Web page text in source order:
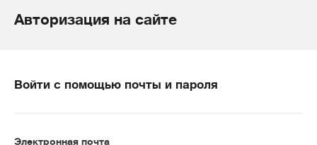
Авторизация на сайте
Войти с помощью почты и пароля
Электронная почта